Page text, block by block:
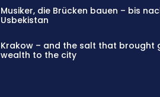
Musiker, die Brücken bauen – bis
Usbekistan
Krakow – and the salt that brought
wealth to the city